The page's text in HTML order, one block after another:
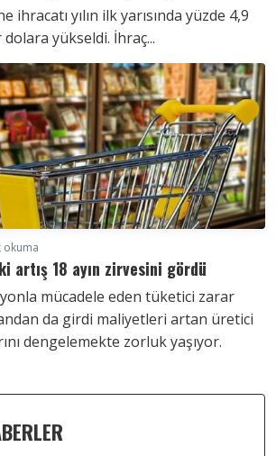
yılın ilk yarısında yüzde 4,9
yükseldi. İhraç...
okuma
artış 18 ayın zirvesini gördü
mücadele eden tüketici zarar
da girdi maliyetleri artan üretici
dengelemekte zorluk yaşıyor.